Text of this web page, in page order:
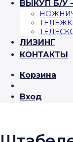
ВЫКУП Б/У –
ЛИЗИНГ
КОНТАКТЫ
Корзина
Вход